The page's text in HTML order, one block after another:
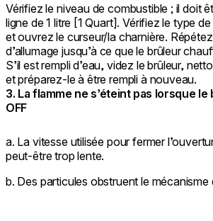
Vérifiez le niveau de combustible ; il doit
ligne de 1 litre [1 Quart]. Vérifiez le type
et ouvrez le curseur/la charnière.
d’allumage jusqu’à ce que le brûleur
S’il est rempli d’eau, videz le brûleur,
et préparez-le à être rempli à nouveau.
3. La flamme ne s’éteint pas lorsque
OFF
a. La vitesse utilisée pour fermer
peut-être trop lente.
b. Des particules obstruent le mécanisme